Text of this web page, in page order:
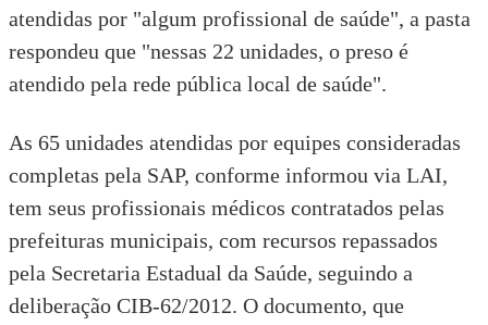
atendidas por "algum profissional de saúde", a pasta
respondeu que "nessas 22 unidades, o preso é
atendido pela rede pública local de saúde".
As 65 unidades atendidas por equipes consideradas
completas pela SAP, conforme informou via LAI,
tem seus profissionais médicos contratados pelas
prefeituras municipais, com recursos repassados
pela Secretaria Estadual da Saúde, seguindo a
deliberação CIB-62/2012. O documento, que